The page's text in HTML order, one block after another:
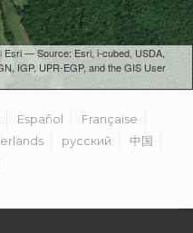
Esri — Source: Esri, i-cubed, USDA,
IGP, UPR-EGP, and the GIS User
Español
Française
русский
中国